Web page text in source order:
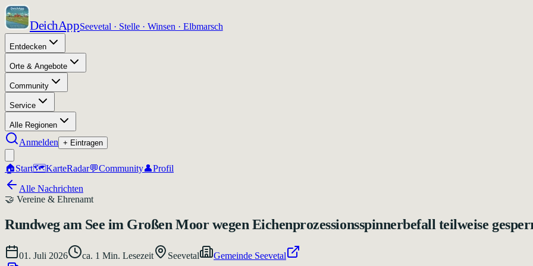
DeichAppSeevetal · Stelle · Winsen · Elbmarsch
Entdecken
Orte & Angebote
Community
Service
Alle Regionen
Anmelden + Eintragen
🏠Start🗺️KarteRadar💬Community👤Profil
Alle Nachrichten
🤝 Vereine & Ehrenamt
Rundweg am See im Großen Moor wegen Eichenprozessionsspinnerbefall teilweise
01. Juli 2026 ca. 1 Min. Lesezeit Seevetal Gemeinde Seevetal